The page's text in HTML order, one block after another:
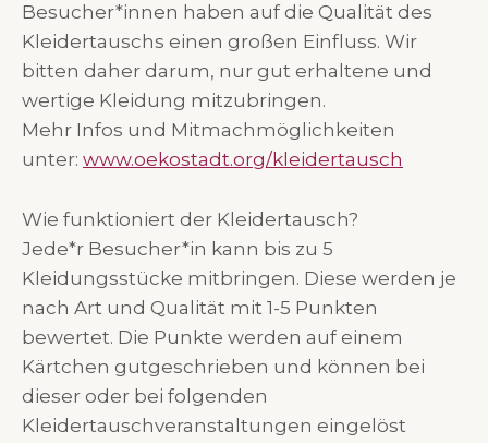
Besucher*innen haben auf die Qualität des
Kleidertauschs einen großen Einfluss. Wir
bitten daher darum, nur gut erhaltene und
wertige Kleidung mitzubringen.
Mehr Infos und Mitmachmöglichkeiten
unter: www.oekostadt.org/kleidertausch
Wie funktioniert der Kleidertausch?
Jede*r Besucher*in kann bis zu 5
Kleidungsstücke mitbringen. Diese werden je
nach Art und Qualität mit 1-5 Punkten
bewertet. Die Punkte werden auf einem
Kärtchen gutgeschrieben und können bei
dieser oder bei folgenden
Kleidertauschveranstaltungen eingelöst